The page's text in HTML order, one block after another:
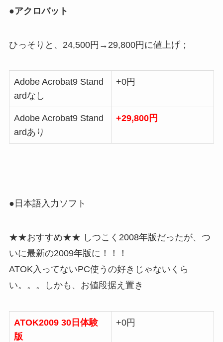
●アクロバット
ひっそりと、24,500円→29,800円に値上げ；
Adobe Acrobat9 Stand
ardなし
+0円
Adobe Acrobat9 Stand
ardあり
+29,800円
●日本語入力ソフト
★★おすすめ★★ しつこく2008年版だったが、つ
いに最新の2009年版に！！！
ATOK入ってないPC使うの好きじゃないくら
い。。。しかも、お値段据え置き
ATOK2009 30日体験
版
+0円